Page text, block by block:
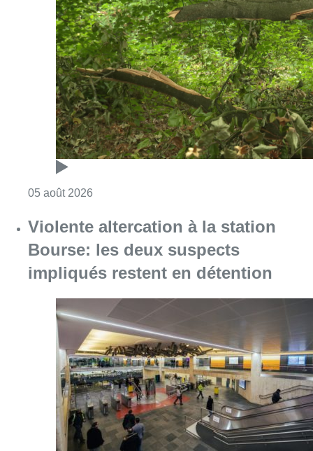
05 août 2026
Violente altercation à la station
Bourse: les deux suspects
impliqués restent en détention